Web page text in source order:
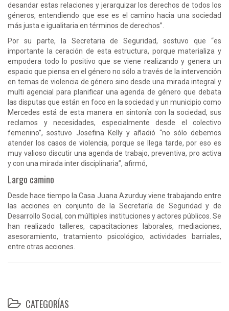
desandar estas relaciones y jerarquizar los derechos de todos los
géneros, entendiendo que ese es el camino hacia una sociedad
más justa e igualitaria en términos de derechos”.
Por su parte, la Secretaria de Seguridad, sostuvo que “es
importante la ceración de esta estructura, porque materializa y
empodera todo lo positivo que se viene realizando y genera un
espacio que piensa en el género no sólo a través de la intervención
en temas de violencia de género sino desde una mirada integral y
multi agencial para planificar una agenda de género que debata
las disputas que están en foco en la sociedad y un municipio como
Mercedes está de esta manera en sintonía con la sociedad, sus
reclamos y necesidades, especialmente desde el colectivo
femenino”, sostuvo Josefina Kelly y añadió “no sólo debemos
atender los casos de violencia, porque se llega tarde, por eso es
muy valioso discutir una agenda de trabajo, preventiva, pro activa
y con una mirada inter disciplinaria”, afirmó,
Largo camino
Desde hace tiempo la Casa Juana Azurduy viene trabajando entre
las acciones en conjunto de la Secretaría de Seguridad y de
Desarrollo Social, con múltiples instituciones y actores públicos. Se
han realizado talleres, capacitaciones laborales, mediaciones,
asesoramiento, tratamiento psicológico, actividades barriales,
entre otras acciones.
CATEGORÍAS